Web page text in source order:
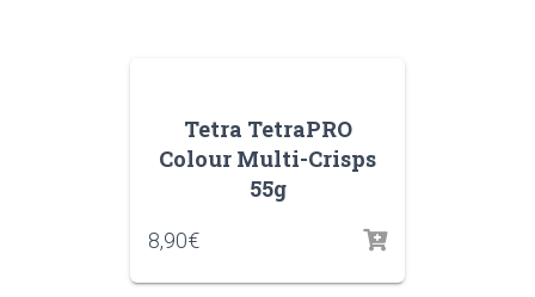
Tetra TetraPRO
Colour Multi-Crisps
55g
8,90€